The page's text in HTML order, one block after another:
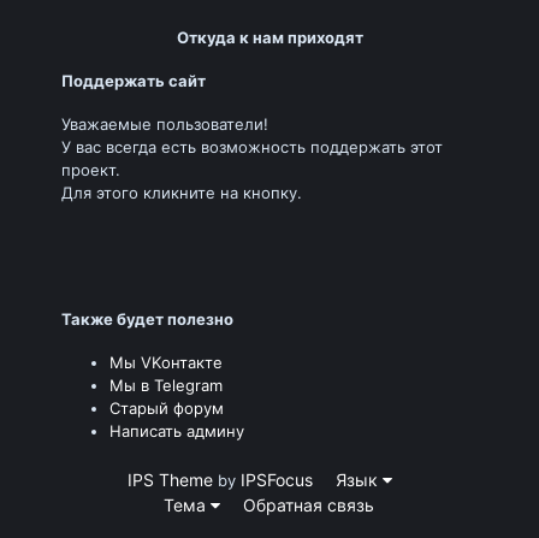
Откуда к нам приходят
Поддержать сайт
Уважаемые пользователи!
У вас всегда есть возможность поддержать этот
проект.
Для этого кликните на кнопку.
Также будет полезно
Мы VKонтакте
Мы в Telegram
Старый форум
Написать админу
IPS Theme by IPSFocus
Язык
Тема
Обратная связь